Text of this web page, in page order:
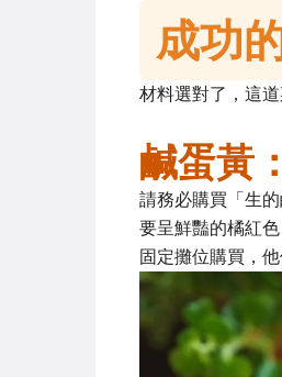
成功
材料選對了，這
鹹蛋黃
請務必購買「生
要呈鮮豔的橘紅
固定攤位購買，